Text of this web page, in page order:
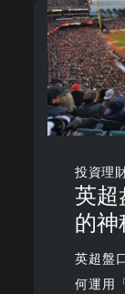
投資理
英超
的
英超盤
何運用